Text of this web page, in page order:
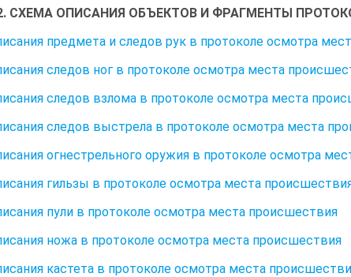
2. СХЕМА ОПИСАНИЯ ОБЪЕКТОВ И ФРАГМЕНТЫ
предмета и следов рук в протоколе осмотра
следов ног в протоколе осмотра места
следов взлома в протоколе осмотра места
следов выстрела в протоколе осмотра места
огнестрельного оружия в протоколе осмотра
гильзы в протоколе осмотра места
пули в протоколе осмотра места происшествия
ножа в протоколе осмотра места происшествия
кастета в протоколе осмотра места